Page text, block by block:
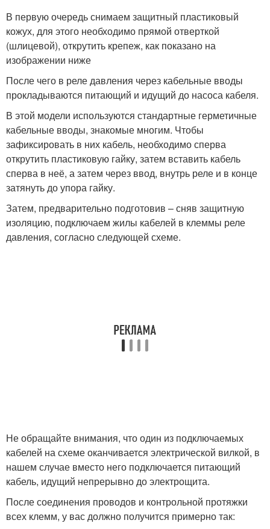
В первую очередь снимаем защитный пластиковый
кожух, для этого необходимо прямой отверткой
(шлицевой), открутить крепеж, как показано на
изображении ниже
После чего в реле давления через кабельные вводы
прокладываются питающий и идущий до насоса кабеля.
В этой модели используются стандартные герметичные
кабельные вводы, знакомые многим. Чтобы
зафиксировать в них кабель, необходимо сперва
открутить пластиковую гайку, затем вставить кабель
сперва в неё, а затем через ввод, внутрь реле и в конце
затянуть до упора гайку.
Затем, предварительно подготовив – сняв защитную
изоляцию, подключаем жилы кабелей в клеммы реле
давления, согласно следующей схеме.
Не обращайте внимания, что один из подключаемых
кабелей на схеме оканчивается электрической вилкой, в
нашем случае вместо него подключается питающий
кабель, идущий непрерывно до электрощита.
После соединения проводов и контрольной протяжки
всех клемм, у вас должно получится примерно так: